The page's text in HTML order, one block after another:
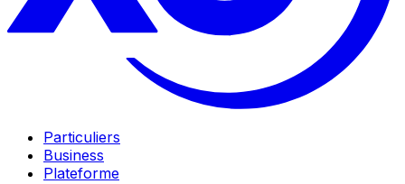
Particuliers
Business
Plateforme